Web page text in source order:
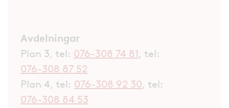
Avdelningar
Plan 3, tel: 076-308 74 81, tel:
076-308 87 52
Plan 4, tel: 076-308 92 30, tel:
076-308 84 53